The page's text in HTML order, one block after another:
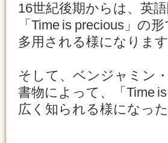
16世紀後期からは、英語
「Time is precious」の
多用される様になります
そして、ベンジャミン
書物によって、「Time
広く知られる様になっ